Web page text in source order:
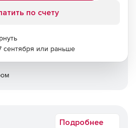
Подробнее
по счету
сентября или раньше